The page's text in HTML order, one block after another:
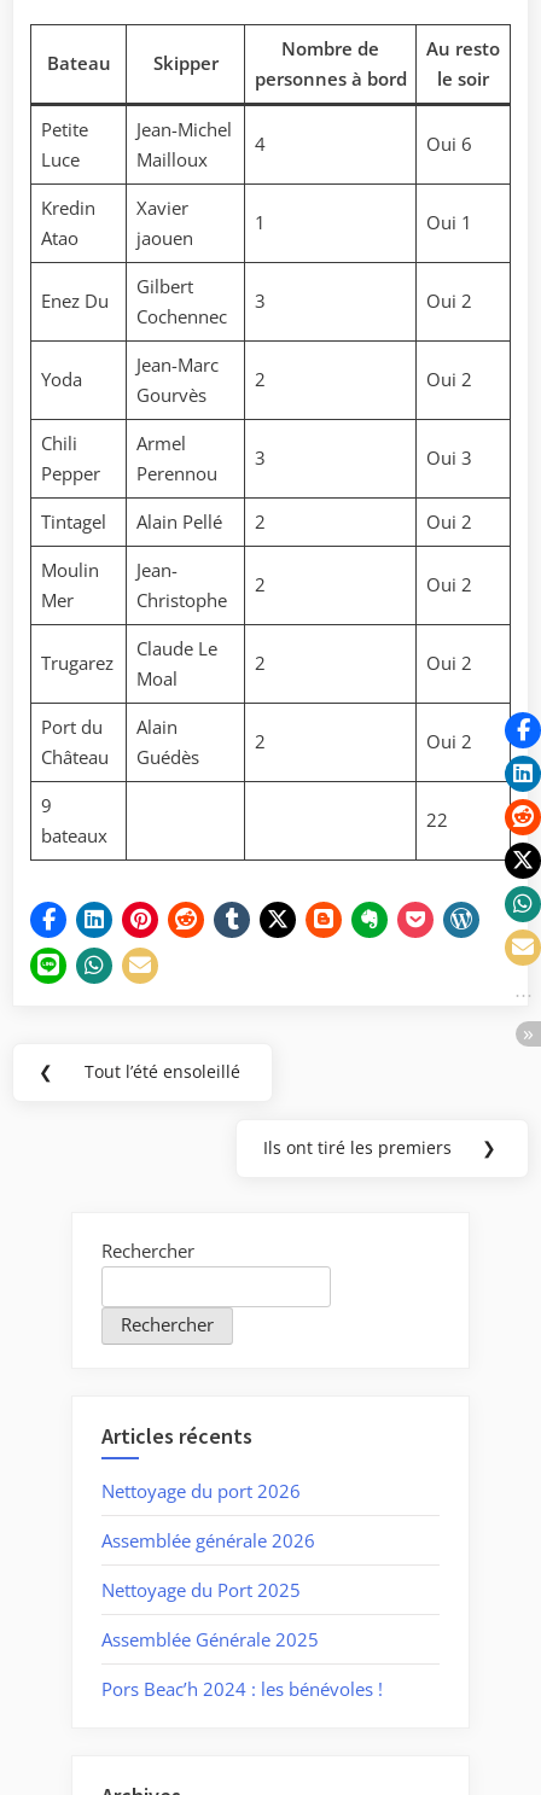
Bateau Skipper
Nombre de
personnes à bord
Au resto
le soir
Petite
Luce
Jean-Michel
Mailloux
4 Oui 6
Kredin
Atao
Xavier
jaouen
1 Oui 1
Enez Du
Gilbert
Cochennec
3 Oui 2
Yoda
Jean-Marc
Gourvès
2 Oui 2
Chili
Pepper
Armel
Perennou
3 Oui 3
Tintagel Alain Pellé 2
Oui 2
Moulin
Mer
Jean-
Christophe
2 Oui 2
Trugarez
Claude Le
Moal
2 Oui 2
Port du
Château
Alain
Guédès
2 Oui 2
9
bateaux
22
Navigation
❮
Previous
Tout l’été ensoleillé
Next
Ils ont tiré les premiers ❯
Rechercher
Rechercher
Articles récents
Nettoyage du port 2026
Assemblée générale 2026
Nettoyage du Port 2025
Assemblée Générale 2025
Pors Beac’h 2024 : les bénévoles !